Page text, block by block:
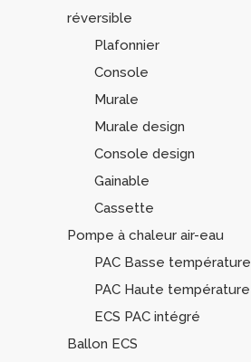
réversible
Plafonnier
Console
Murale
Murale design
Console design
Gainable
Cassette
Pompe à chaleur air-eau
PAC Basse température
PAC Haute température
ECS PAC intégré
Ballon ECS